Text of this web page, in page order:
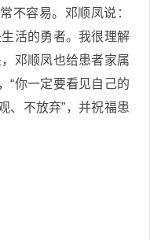
不容易。邓顺凤说：
活的勇者。我很理解
邓顺凤也给患者家属
“你一定要看见自己的
不放弃”，并祝福患